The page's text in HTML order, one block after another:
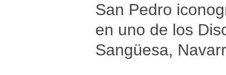
San Pedro
en uno de los
Sangüesa,